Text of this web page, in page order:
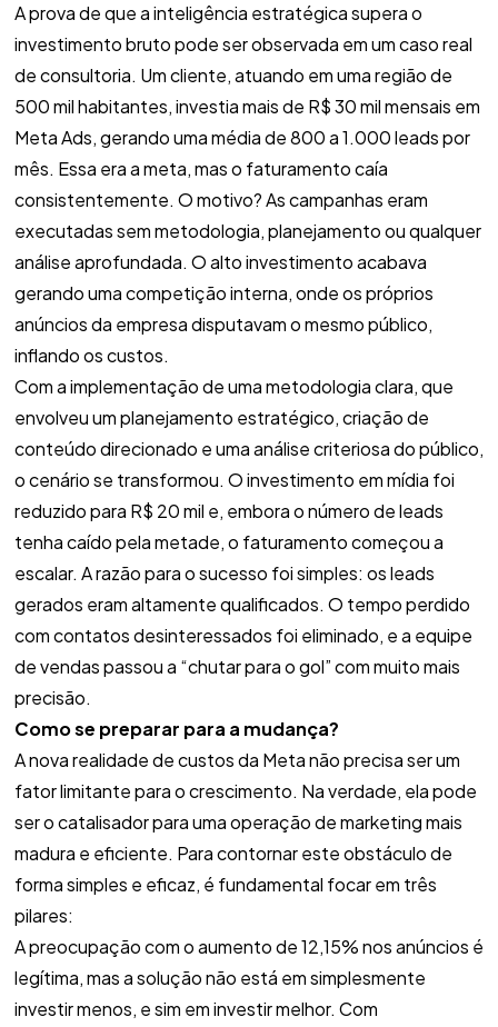
A prova de que a inteligência estratégica supera o
investimento bruto pode ser observada em um caso real
de consultoria. Um cliente, atuando em uma região de
500 mil habitantes, investia mais de R$ 30 mil mensais em
Meta Ads, gerando uma média de 800 a 1.000 leads por
mês. Essa era a meta, mas o faturamento caía
consistentemente. O motivo? As campanhas eram
executadas sem metodologia, planejamento ou qualquer
análise aprofundada. O alto investimento acabava
gerando uma competição interna, onde os próprios
anúncios da empresa disputavam o mesmo público,
inflando os custos.
Com a implementação de uma metodologia clara, que
envolveu um planejamento estratégico, criação de
conteúdo direcionado e uma análise criteriosa do público,
o cenário se transformou. O investimento em mídia foi
reduzido para R$ 20 mil e, embora o número de leads
tenha caído pela metade, o faturamento começou a
escalar. A razão para o sucesso foi simples: os leads
gerados eram altamente qualificados. O tempo perdido
com contatos desinteressados foi eliminado, e a equipe
de vendas passou a “chutar para o gol” com muito mais
precisão.
Como se preparar para a mudança?
A nova realidade de custos da Meta não precisa ser um
fator limitante para o crescimento. Na verdade, ela pode
ser o catalisador para uma operação de marketing mais
madura e eficiente. Para contornar este obstáculo de
forma simples e eficaz, é fundamental focar em três
pilares:
A preocupação com o aumento de 12,15% nos anúncios é
legítima, mas a solução não está em simplesmente
investir menos, e sim em investir melhor. Com